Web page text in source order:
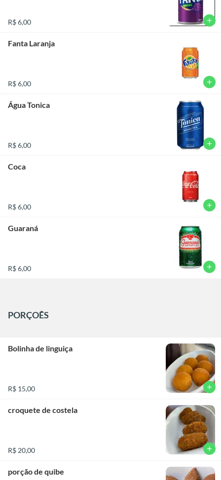
R$ 6,00 add
Fanta Laranja
R$ 6,00 add
Água Tonica
R$ 6,00 add
Coca
R$ 6,00 add
Guaraná
R$ 6,00 add
PORÇOÊS
Bolinha de linguiça
R$ 15,00 add
croquete de costela
R$ 20,00 add
porção de quibe